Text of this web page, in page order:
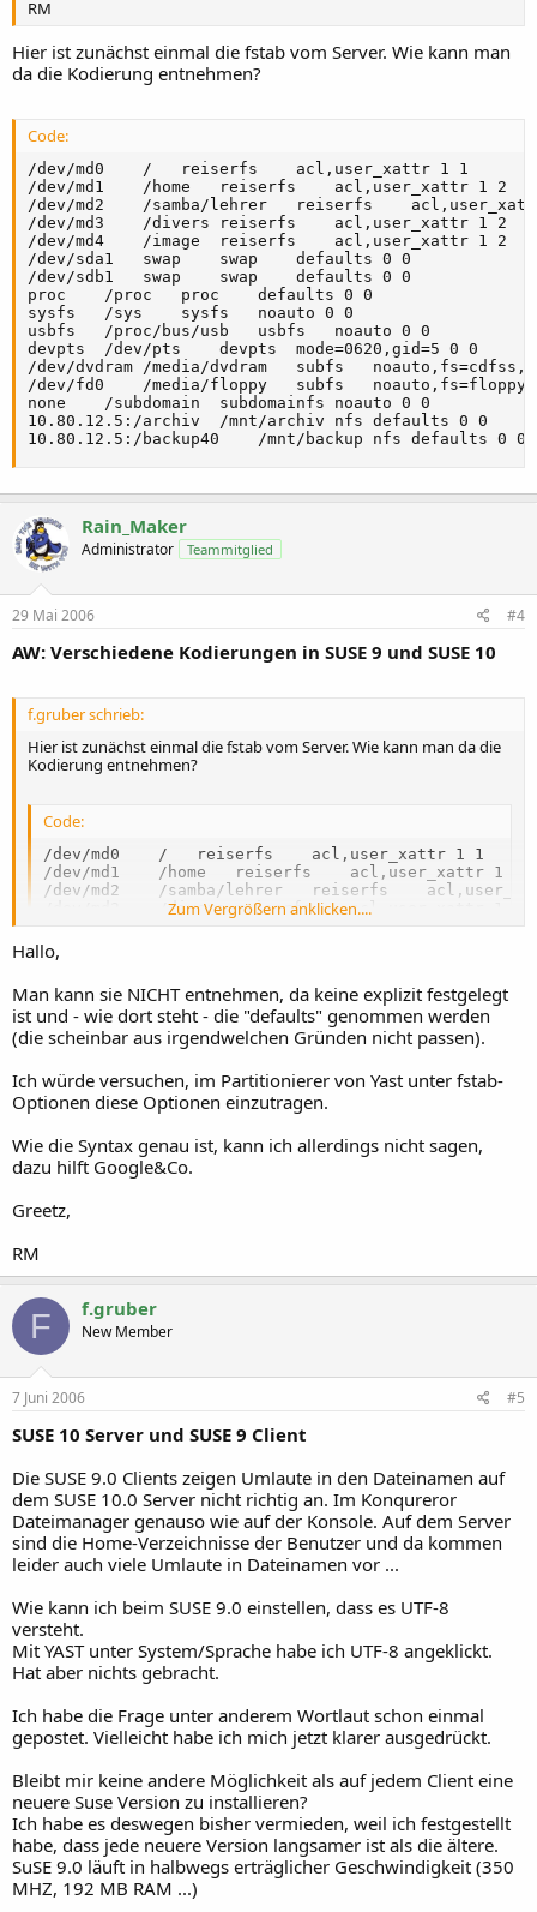
RM
Hier ist zunächst einmal die fstab vom Server. Wie kann man
da die Kodierung entnehmen?
Code:
/dev/md0	/	reiserfs	acl,user_xattr 1 1
/dev/md1	/home	reiserfs	acl,user_xattr 1 2
/dev/md2	/samba/lehrer	reiserfs	acl,user_xattr 1 2
/dev/md3	/divers	reiserfs	acl,user_xattr 1 2
/dev/md4	/image	reiserfs	acl,user_xattr 1 2
/dev/sda1	swap	swap	defaults 0 0
/dev/sdb1	swap	swap	defaults 0 0
proc	/proc	proc	defaults 0 0
sysfs	/sys	sysfs	noauto 0 0
usbfs	/proc/bus/usb	usbfs	noauto 0 0
devpts	/dev/pts	devpts	mode=0620,gid=5 0 0
/dev/dvdram	/media/dvdram	subfs	noauto,fs=cdfss,ro,procuid,nosuid,nodev,exec,iocharset=utf8 0 0
/dev/fd0	/media/floppy	subfs	noauto,fs=floppyfss,procuid,nodev,nosuid,sync 0 0
none	/subdomain	subdomainfs	noauto 0 0
10.80.12.5:/archiv	/mnt/archiv	nfs	defaults 0 0
10.80.12.5:/backup40	/mnt/backup	nfs	defaults 0 0
Rain_Maker
Administrator Teammitglied
29 Mai 2006 #4
AW: Verschiedene Kodierungen in SUSE 9 und SUSE 10
f.gruber schrieb:
Hier ist zunächst einmal die fstab vom Server. Wie kann man da die
Kodierung entnehmen?
Code:
/dev/md0	/	reiserfs	acl,user_xattr 1 1
/dev/md1	/home	reiserfs	acl,user_xattr 1 2
/dev/md2	/samba/lehrer	reiserfs	acl,user_xattr 1 2
/dev/sdb1	swap	swap	defaults 0 0
sysfs	/sys	sysfs	noauto 0 0
usbfs	/proc/bus/usb	usbfs	noauto 0 0
devpts	/dev/pts	devpts	mode=0620,gid=5 0 0
none	/subdomain	subdomainfs	noauto 0 0
10.80.12.5:/archiv	/mnt/archiv	nfs	defaults 0 0
Zum Vergrößern anklicken....
Hallo,
Man kann sie NICHT entnehmen, da keine explizit festgelegt
ist und - wie dort steht - die "defaults" genommen werden
(die scheinbar aus irgendwelchen Gründen nicht passen).
Ich würde versuchen, im Partitionierer von Yast unter fstab-
Optionen diese Optionen einzutragen.
Wie die Syntax genau ist, kann ich allerdings nicht sagen,
dazu hilft Google&Co.
Greetz,
RM
F f.gruber
New Member
7 Juni 2006 #5
SUSE 10 Server und SUSE 9 Client
Die SUSE 9.0 Clients zeigen Umlaute in den Dateinamen auf
dem SUSE 10.0 Server nicht richtig an. Im Konqureror
Dateimanager genauso wie auf der Konsole. Auf dem Server
sind die Home-Verzeichnisse der Benutzer und da kommen
leider auch viele Umlaute in Dateinamen vor ...
Wie kann ich beim SUSE 9.0 einstellen, dass es UTF-8
versteht.
Mit YAST unter System/Sprache habe ich UTF-8 angeklickt.
Hat aber nichts gebracht.
Ich habe die Frage unter anderem Wortlaut schon einmal
gepostet. Vielleicht habe ich mich jetzt klarer ausgedrückt.
Bleibt mir keine andere Möglichkeit als auf jedem Client eine
neuere Suse Version zu installieren?
Ich habe es deswegen bisher vermieden, weil ich festgestellt
habe, dass jede neuere Version langsamer ist als die ältere.
SuSE 9.0 läuft in halbwegs erträglicher Geschwindigkeit (350
MHZ, 192 MB RAM ...)